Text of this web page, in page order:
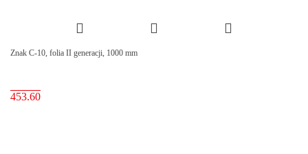
Znak C-10, folia II generacji, 1000 mm
453.60